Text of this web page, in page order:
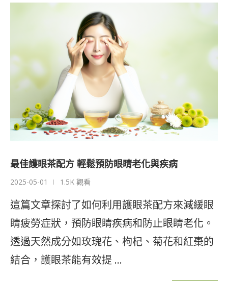
最佳護眼茶配方 輕鬆預防眼睛老化與疾病
2025-05-01 1.5K 觀看
這篇文章探討了如何利用護眼茶配方來減緩眼
睛疲勞症狀，預防眼睛疾病和防止眼睛老化。
透過天然成分如玫瑰花、枸杞、菊花和紅棗的
結合，護眼茶能有效提 …